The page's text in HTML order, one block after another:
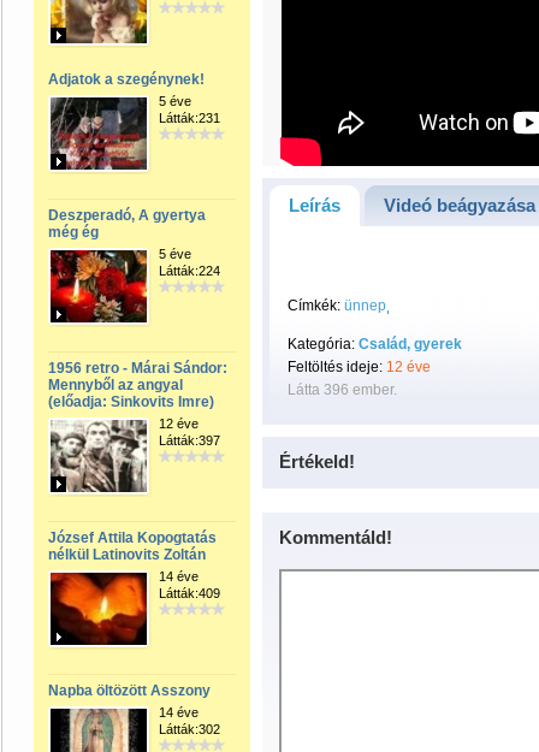
Adjatok a szegénynek!
5 éve
Látták:231
Deszperadó, A gyertya
még ég
5 éve
Látták:224
1956 retro - Márai Sándor:
Mennyből az angyal
(előadja: Sinkovits Imre)
12 éve
Látták:397
József Attila Kopogtatás
nélkül Latinovits Zoltán
14 éve
Látták:409
Napba öltözött Asszony
14 éve
Látták:302
Leírás Videó beágyazása
Címkék: ünnep
Kategória: Család, gyerek
Feltöltés ideje: 12 éve
Látta 396 ember.
Értékeld!
Kommentáld!